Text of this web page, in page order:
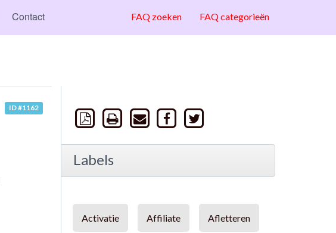
Contact FAQ zoeken FAQ categorieën
ID #1162
Labels
Activatie Affiliate Afletteren